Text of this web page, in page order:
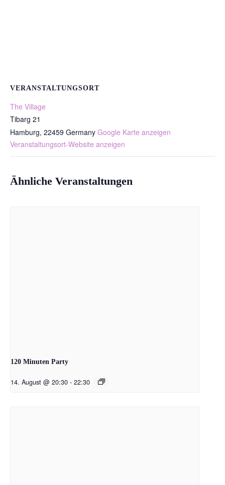
VERANSTALTUNGSORT
The Village
Tibarg 21
Hamburg, 22459 Germany Google Karte anzeigen
Veranstaltungsort-Website anzeigen
Ähnliche Veranstaltungen
120 Minuten Party
14. August @ 20:30 - 22:30